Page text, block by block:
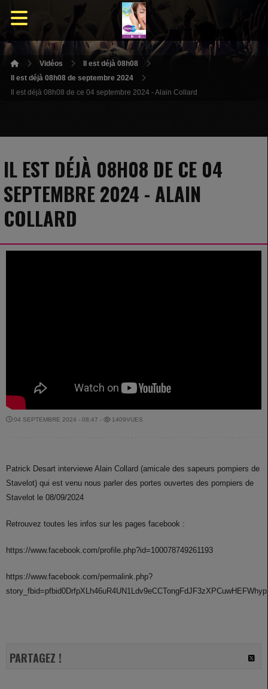
Vidéos
Il est déjà 08h08
Il est déjà 08h08 de septembre 2024
Il est déjà 08h08 de ce 04 septembre 2024 - Alain Collard
IL EST DÉJÀ 08H08 DE CE 04
SEPTEMBRE 2024 - ALAIN
COLLARD
04 SEPTEMBRE 2024 - 08:47 - 1409VUES
Patrick Desart interviewe Alain Collard (amicale des sapeurs pompiers de
Stavelot) qui est venu nous parler des portes ouvertes des pompiers de
Stavelot le 08/09/2024
Retrouvez toutes les infos sur les pages facebook :
https://www.facebook.com/profile.php?id=100078749261193
https://www.facebook.com/permalink.php?
PARTAGEZ !